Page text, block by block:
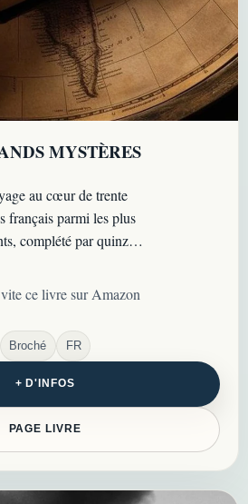
MYSTÈRES
au cœur de trente
français parmi les plus
complété par quinze
dans le monde…
ce livre sur Amazon
Broché FR
+ D'INFOS
PAGE LIVRE